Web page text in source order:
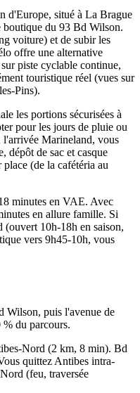
d'Europe, situé à La Brague
du 93 Bd Wilson.
voiture) et de subir les
offre une alternative
piste cyclable continue,
touristique réel (vues sur
Pins).
les portions sécurisées à
pour les jours de pluie ou
l'arrivée Marineland, vous
dépôt de sac et casque
(de la cafétéria au
minutes en VAE. Avec
en allure famille. Si
10h-18h en saison,
vers 9h45-10h, vous
Wilson, puis l'avenue de
du parcours.
Nord (2 km, 8 min). Bd
quittez Antibes intra-
(feu, traversée